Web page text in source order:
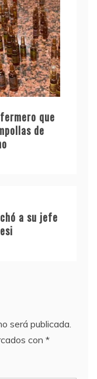
que
de
a su jefe
será publicada.
con *